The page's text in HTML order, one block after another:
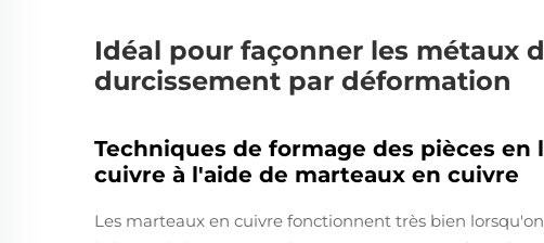
Idéal pour façonner les métaux
durcissement par déformation
Techniques de formage des pièces
cuivre à l'aide de marteaux en cuivre
Les marteaux en cuivre fonctionnent très bien